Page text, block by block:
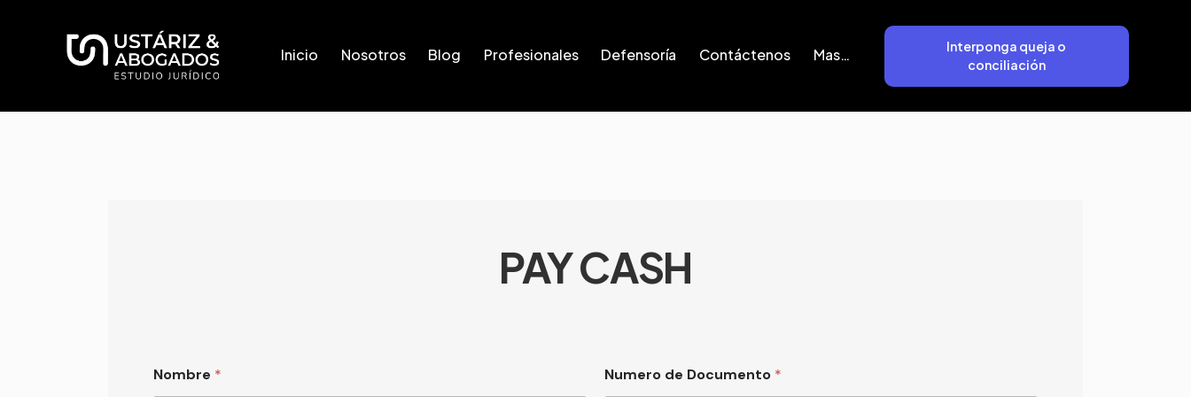
Inicio Nosotros Blog Profesionales Defensoría Contáctenos Mas…
Interponga queja o
conciliación
PAY CASH
Nombre * Numero de Documento *